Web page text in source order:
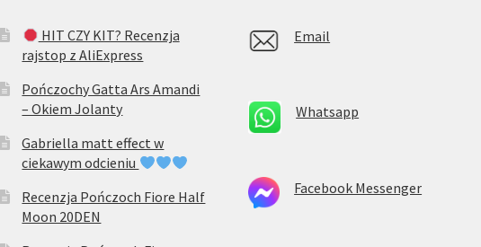
HIT CZY KIT? Recenzja
rajstop z AliExpress
Pończochy Gatta Ars Amandi
– Okiem Jolanty
Gabriella matt effect w
ciekawym odcieniu
Recenzja Pończoch Fiore Half
Moon 20DEN
Email
Whatsapp
Facebook Messenger